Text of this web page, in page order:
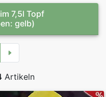
7,5l Topf
gelb)
Artikeln